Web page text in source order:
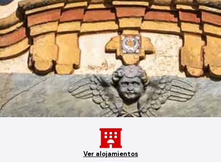
Ver alojamientos